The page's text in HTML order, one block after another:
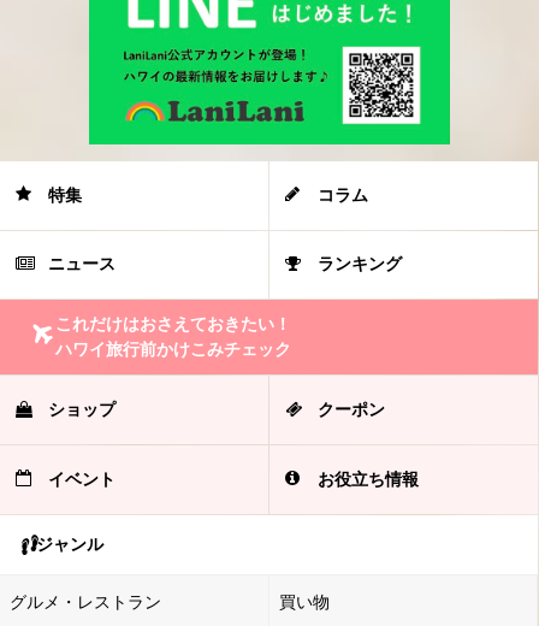
特集 コラム
ニュース ランキング
これだけはおさえておきたい！
ハワイ旅行前かけこみチェック
ショップ クーポン
イベント お役立ち情報
ジャンル
グルメ・レストラン 買い物